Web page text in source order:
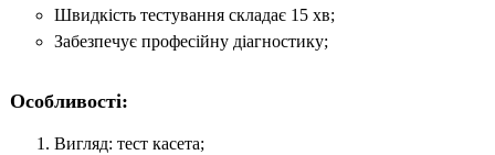
Швидкість тестування складає 15 хв;
Забезпечує професійну діагностику;
Особливості:
Вигляд: тест касета;